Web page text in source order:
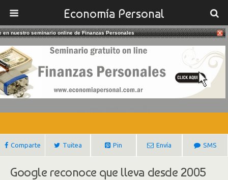
Economía Personal
22/05/2019
Google Comete Un Grave Error De
Ciberseguridad
Comparte Tuitea Pin Envía SMS
Google reconoce que lleva desde 2005
en nuestro seminario online de Finanzas Personales